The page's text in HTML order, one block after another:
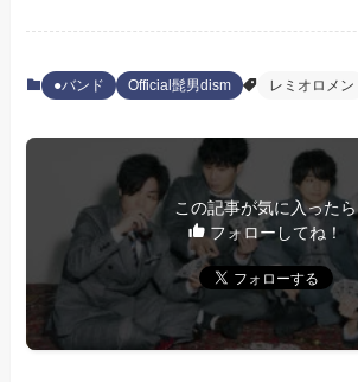
●バンド Official髭男dism レミオロメン
この記事が気に入ったら
フォローしてね！